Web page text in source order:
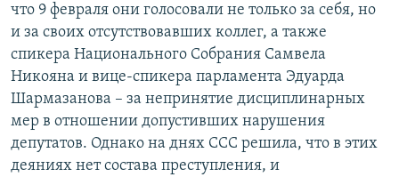
что 9 февраля они голосовали не только за себя, но
и за своих отсутствовавших коллег, а также
спикера Национального Собрания Самвела
Никояна и вице-спикера парламента Эдуарда
Шармазанова – за непринятие дисциплинарных
мер в отношении допустивших нарушения
депутатов. Однако на днях ССС решила, что в этих
деяниях нет состава преступления, и